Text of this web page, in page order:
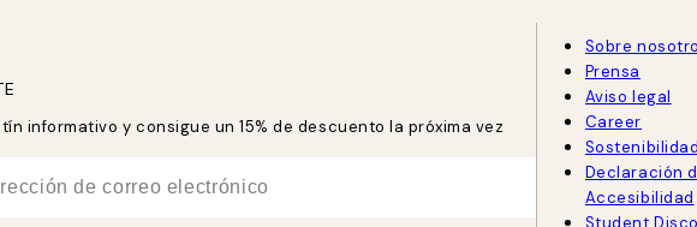
informativo y consigue un 15% de descuento la próxima vez
Sobre
Prensa
Aviso legal
Career
Sostenibilidad
Declaración
Accesibilidad
Student